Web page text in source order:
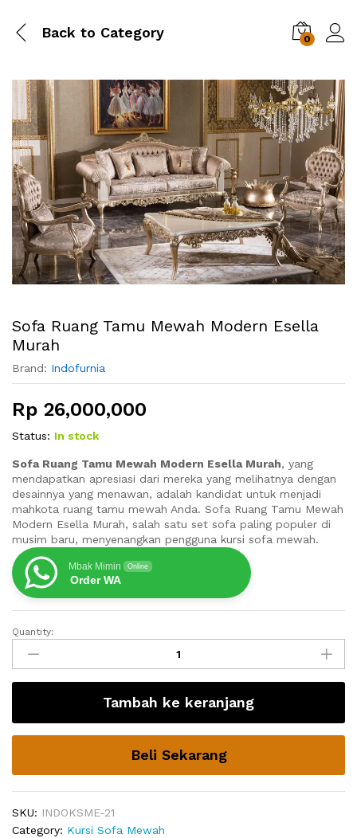
Back to Category 0
Sofa Ruang Tamu Mewah Modern Esella
Murah
Brand: Indofurnia
Rp 26,000,000
Status: In stock
Sofa Ruang Tamu Mewah Modern Esella Murah, yang
mendapatkan apresiasi dari mereka yang melihatnya dengan
desainnya yang menawan, adalah kandidat untuk menjadi
mahkota ruang tamu mewah Anda. Sofa Ruang Tamu Mewah
Modern Esella Murah, salah satu set sofa paling populer di
musim baru, menyenangkan pengguna kursi sofa mewah.
Mbak Mimin Online
Order WA
Sofa
Ruang
Tamu
Mewah
Esella
Murah
Quantity:
Tambah ke keranjang
Beli Sekarang
SKU: INDOKSME-21
Category: Kursi Sofa Mewah